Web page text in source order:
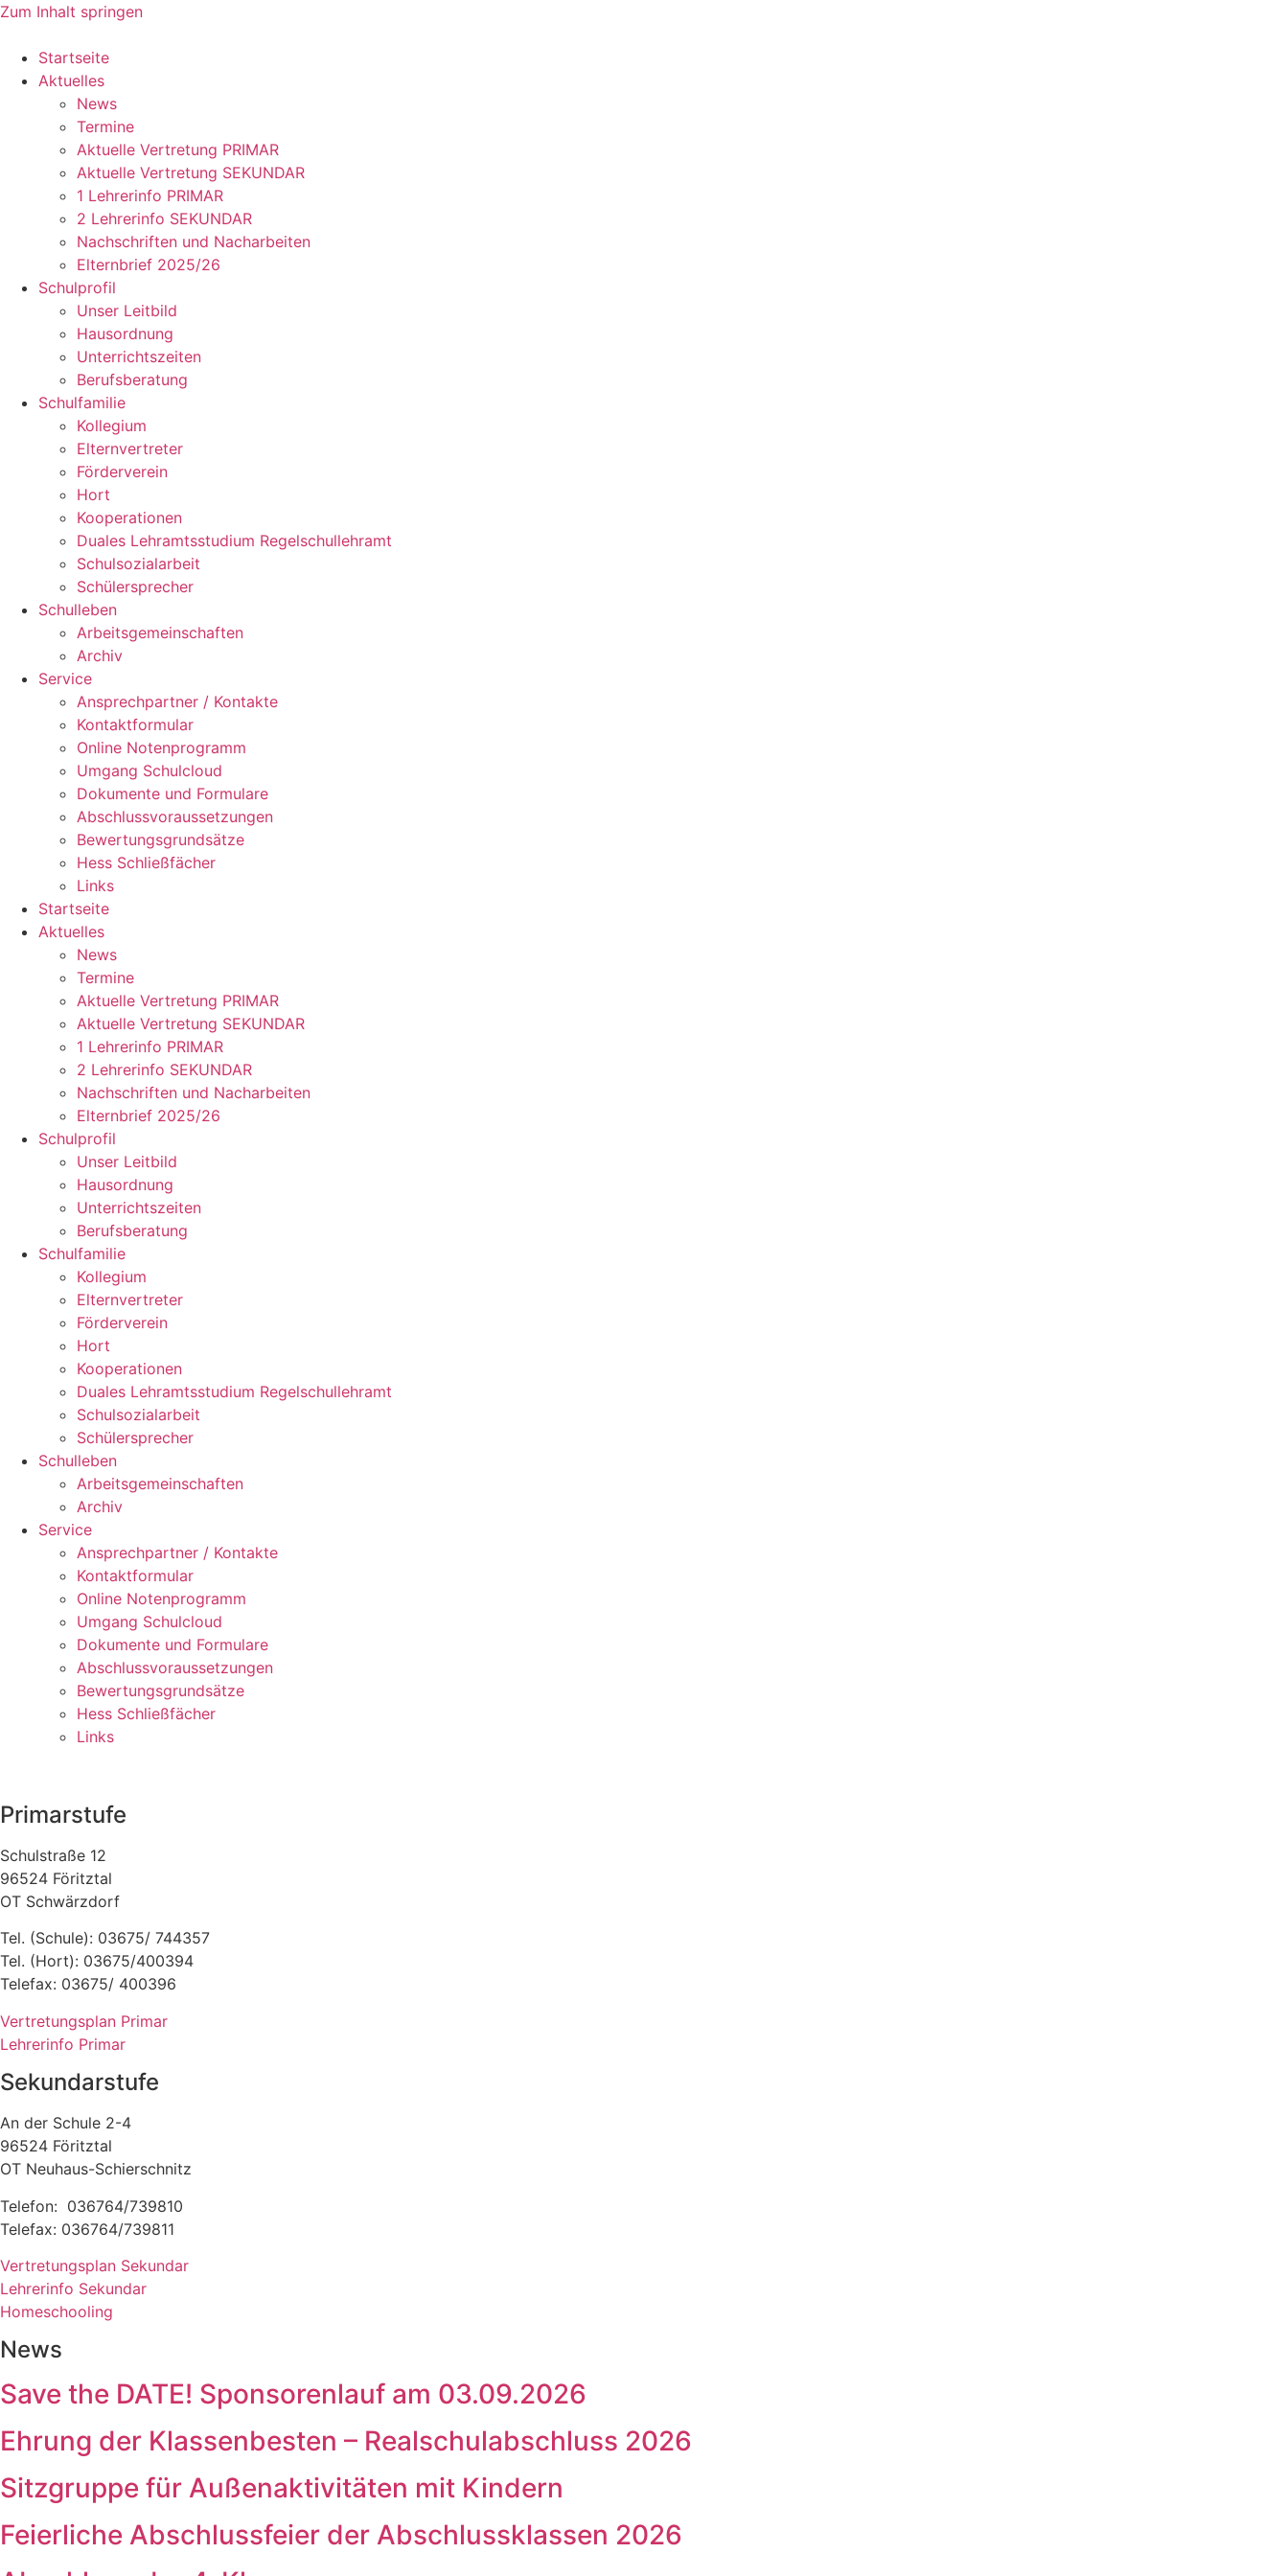
Zum Inhalt springen
Startseite
Aktuelles
News
Termine
Aktuelle Vertretung PRIMAR
Aktuelle Vertretung SEKUNDAR
1 Lehrerinfo PRIMAR
2 Lehrerinfo SEKUNDAR
Nachschriften und Nacharbeiten
Elternbrief 2025/26
Schulprofil
Unser Leitbild
Hausordnung
Unterrichtszeiten
Berufsberatung
Schulfamilie
Kollegium
Elternvertreter
Förderverein
Hort
Kooperationen
Duales Lehramtsstudium Regelschullehramt
Schulsozialarbeit
Schülersprecher
Schulleben
Arbeitsgemeinschaften
Archiv
Service
Ansprechpartner / Kontakte
Kontaktformular
Online Notenprogramm
Umgang Schulcloud
Dokumente und Formulare
Abschlussvoraussetzungen
Bewertungsgrundsätze
Hess Schließfächer
Links
Startseite
Aktuelles
News
Termine
Aktuelle Vertretung PRIMAR
Aktuelle Vertretung SEKUNDAR
1 Lehrerinfo PRIMAR
2 Lehrerinfo SEKUNDAR
Nachschriften und Nacharbeiten
Elternbrief 2025/26
Schulprofil
Unser Leitbild
Hausordnung
Unterrichtszeiten
Berufsberatung
Schulfamilie
Kollegium
Elternvertreter
Förderverein
Hort
Kooperationen
Duales Lehramtsstudium Regelschullehramt
Schulsozialarbeit
Schülersprecher
Schulleben
Arbeitsgemeinschaften
Archiv
Service
Ansprechpartner / Kontakte
Kontaktformular
Online Notenprogramm
Umgang Schulcloud
Dokumente und Formulare
Abschlussvoraussetzungen
Bewertungsgrundsätze
Hess Schließfächer
Links
Primarstufe
Schulstraße 12
96524 Föritztal
OT Schwärzdorf
Tel. (Schule): 03675/ 744357
Tel. (Hort): 03675/400394
Telefax: 03675/ 400396
Vertretungsplan Primar
Lehrerinfo Primar
Sekundarstufe
An der Schule 2-4
96524 Föritztal
OT Neuhaus-Schierschnitz
Telefon: 036764/739810
Telefax: 036764/739811
Vertretungsplan Sekundar
Lehrerinfo Sekundar
Homeschooling
News
Save the DATE! Sponsorenlauf am 03.09.2026
Ehrung der Klassenbesten – Realschulabschluss 2026
Sitzgruppe für Außenaktivitäten mit Kindern
Feierliche Abschlussfeier der Abschlussklassen 2026